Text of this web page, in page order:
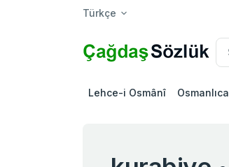
Türkçe
Lehce-i Osmânî Osmanlıca